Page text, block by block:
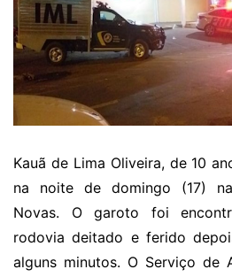
Kauã de Lima Oliveira, de 10
na noite de domingo (17)
Novas. O garoto foi
rodovia deitado e ferido
alguns minutos. O Serviço de